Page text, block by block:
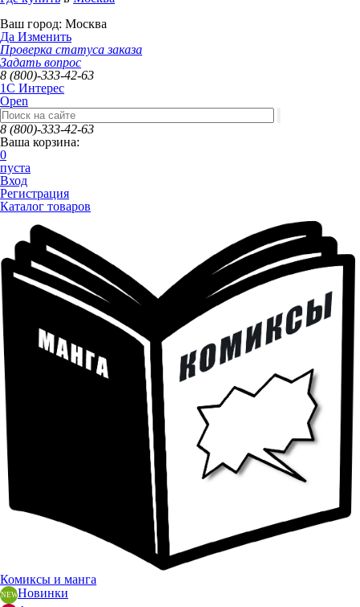
Ваш город: Москва
Да Изменить
Проверка статуса заказа
Задать вопрос
8 (800)-333-42-63
1C Интерес
Open
8 (800)-333-42-63
Ваша корзина:
0
пуста
Вход
Регистрация
Каталог товаров
Комиксы и манга
Новинки